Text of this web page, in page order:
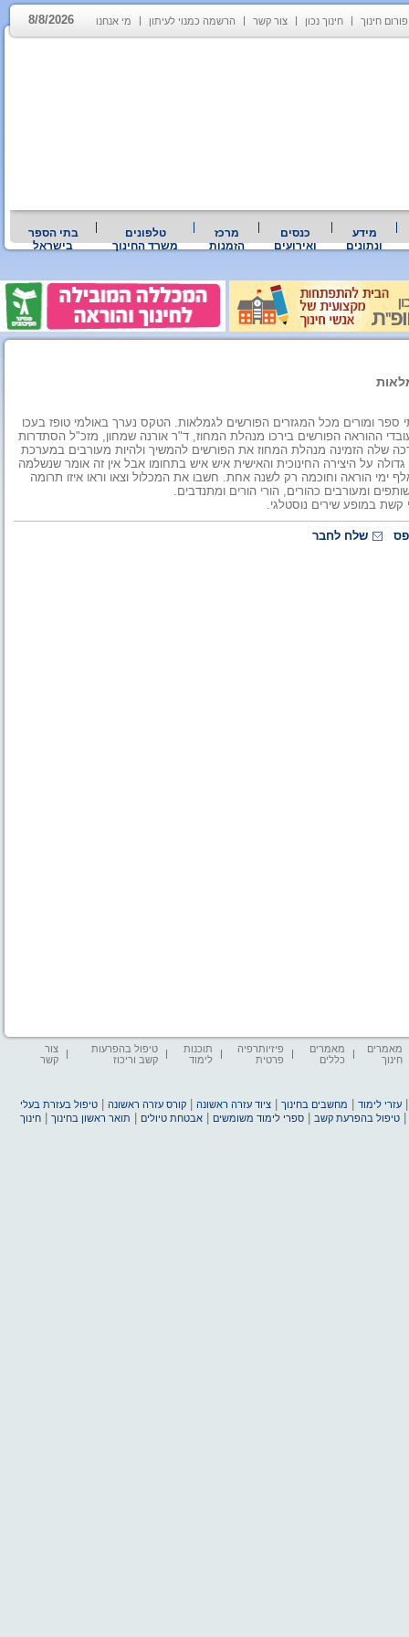
פורום חינוך חינוך נכון צור קשר הרשמה כמנוי לעיתון מי אנחנו 8/8/2026
מידע
ונתונים
כנסים
ואירועים
מרכז
הזמנות
טלפונים
משרד החינוך
בתי הספר
בישראל
החינוך נפרד השבוע בטקס חגיגי מ-773 מנהלי בתי ספר ומורים מכל המגזרים הפורשים לגמלאות. הטקס נערך באולמי טופז בעכו
ההוראה הפורשים בירכו מנהלת המחוז, ד"ר אורנה שמחון, מזכ"ל הסתדרות
שלה הזמינה מנהלת המחוז את הפורשים להמשיך ולהיות מעורבים במערכת
על היצירה החינוכית והאישית איש איש בתחומו אבל אין זה אומר שנשלמה
למעלה מ-700 הפורשים מהם אנונפרדים היום שווים 140 אלף ימי הוראה וחוכמה רק לשנה אחת. חשבו את המכלול וצאו וראו איזו תרומה
ומעורבים כהורים, הורי הורים ומתנדבים.
במופע שירים נוסטלגי.
שלח לחבר
מאמרים
חינוך
מאמרים
כללים
פיזיותרפיה
פרטית
תוכנות
לימוד
טיפול בהפרעות
קשב וריכוז
צור
קשר
עזרי לימוד מחשבים בחינוך |ציוד עזרה ראשונה |קורס עזרה ראשונה |טיפול בעזרת בעלי
|טיפול בהפרעת קשב |ספרי לימוד משומשים |אבטחת טיולים תואר ראשון בחינוך |חינוך